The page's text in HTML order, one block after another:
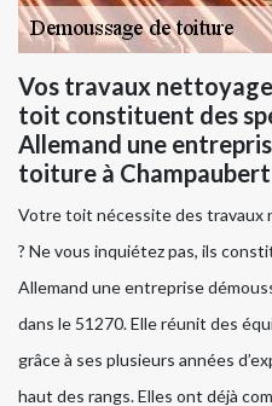
Vos travaux
toit constituent des
Allemand une
toiture à
Votre toit nécessite des travaux
? Ne vous inquiétez pas, ils
Allemand une entreprise
dans le 51270. Elle réunit des
grâce à ses plusieurs années
haut des rangs. Elles ont déjà